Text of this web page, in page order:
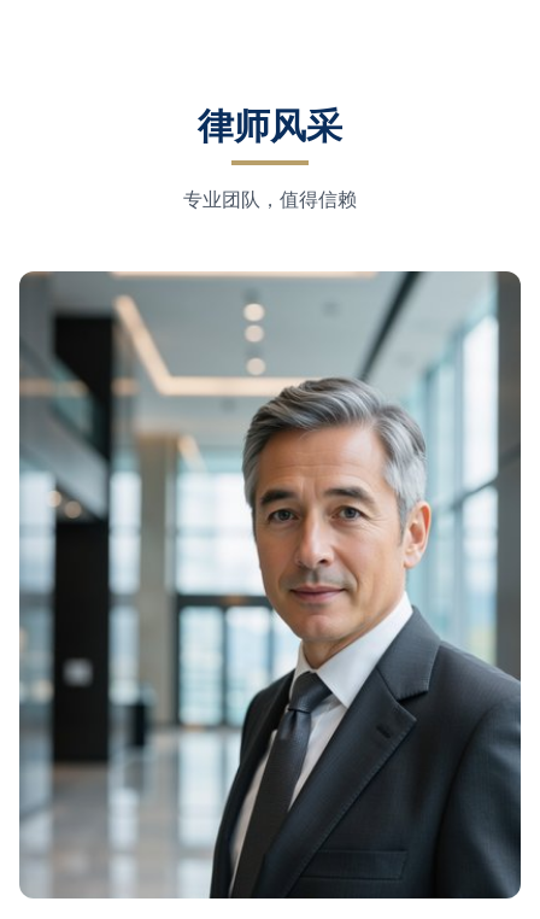
律师风采
专业团队，值得信赖